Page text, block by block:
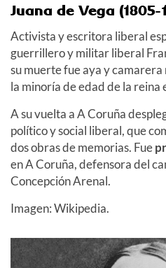
Juana de Vega (1805-
Activista y escritora liberal
guerrillero y militar liberal
su muerte fue aya y
la minoría de edad de la
A su vuelta a A Coruña
político y social liberal, que
dos obras de memorias. Fue
en A Coruña, defensora del
Concepción Arenal.
Imagen: Wikipedia.